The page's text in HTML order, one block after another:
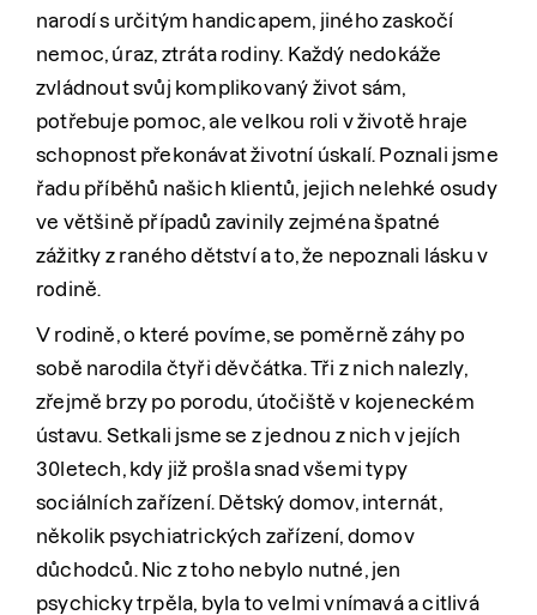
narodí s určitým handicapem, jiného zaskočí
nemoc, úraz, ztráta rodiny. Každý nedokáže
zvládnout svůj komplikovaný život sám,
potřebuje pomoc, ale velkou roli v životě hraje
schopnost překonávat životní úskalí. Poznali jsme
řadu příběhů našich klientů, jejich nelehké osudy
ve většině případů zavinily zejména špatné
zážitky z raného dětství a to, že nepoznali lásku v
rodině.
V rodině, o které povíme, se poměrně záhy po
sobě narodila čtyři děvčátka. Tři z nich nalezly,
zřejmě brzy po porodu, útočiště v kojeneckém
ústavu. Setkali jsme se z jednou z nich v jejích
30letech, kdy již prošla snad všemi typy
sociálních zařízení. Dětský domov, internát,
několik psychiatrických zařízení, domov
důchodců. Nic z toho nebylo nutné, jen
psychicky trpěla, byla to velmi vnímavá a citlivá